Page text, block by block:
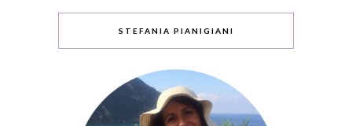
STEFANIA PIANIGIANI